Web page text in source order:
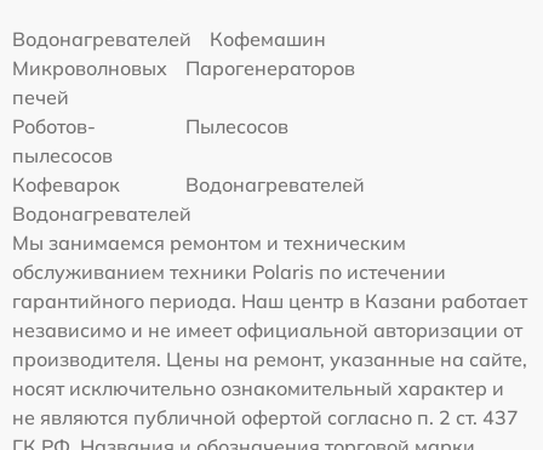
Водонагревателей
Кофемашин
Микроволновых
печей
Парогенераторов
Роботов-
пылесосов
Пылесосов
Кофеварок
Водонагревателей
Водонагревателей
Мы занимаемся ремонтом и техническим
обслуживанием техники Polaris по истечении
гарантийного периода. Наш центр в Казани работает
независимо и не имеет официальной авторизации от
производителя. Цены на ремонт, указанные на сайте,
носят исключительно ознакомительный характер и
не являются публичной офертой согласно п. 2 ст. 437